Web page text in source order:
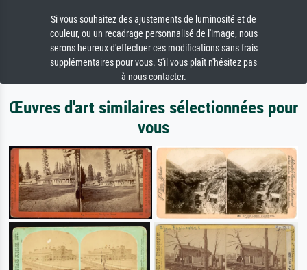
Si vous souhaitez des ajustements de luminosité et de
couleur, ou un recadrage personnalisé de l'image, nous
serons heureux d'effectuer ces modifications sans frais
supplémentaires pour vous. S'il vous plaît n'hésitez pas
à nous contacter.
Œuvres d'art similaires sélectionnées pour
vous